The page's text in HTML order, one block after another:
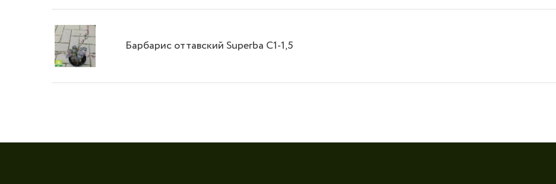
Барбарис оттавский Superba С1-1,5